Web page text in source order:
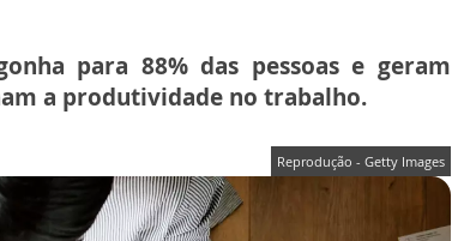
para 88% das pessoas e geram
a produtividade no trabalho.
Reprodução - Getty Images